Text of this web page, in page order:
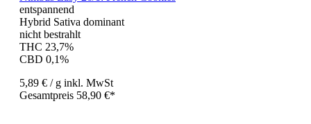
entspannend
Hybrid Sativa dominant
nicht bestrahlt
THC 23,7%
CBD 0,1%
5,89 € / g inkl. MwSt
Gesamtpreis 58,90 €*